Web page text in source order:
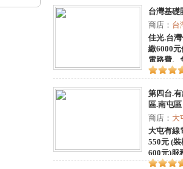
台灣基礎
商店： 台
佳光.台
繳6000
電路費、
二類電信
第四台.
區.南屯區
商店： 大
大屯有線
550元 (
600元)服
四台